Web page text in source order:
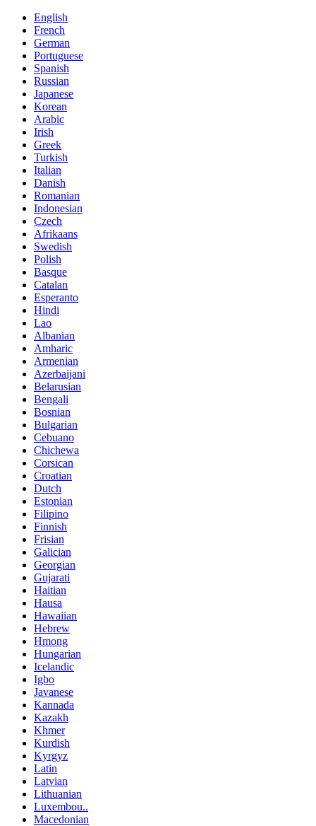
English
French
German
Portuguese
Spanish
Russian
Japanese
Korean
Arabic
Irish
Greek
Turkish
Italian
Danish
Romanian
Indonesian
Czech
Afrikaans
Swedish
Polish
Basque
Catalan
Esperanto
Hindi
Lao
Albanian
Amharic
Armenian
Azerbaijani
Belarusian
Bengali
Bosnian
Bulgarian
Cebuano
Chichewa
Corsican
Croatian
Dutch
Estonian
Filipino
Finnish
Frisian
Galician
Georgian
Gujarati
Haitian
Hausa
Hawaiian
Hebrew
Hmong
Hungarian
Icelandic
Igbo
Javanese
Kannada
Kazakh
Khmer
Kurdish
Kyrgyz
Latin
Latvian
Lithuanian
Luxembou..
Macedonian